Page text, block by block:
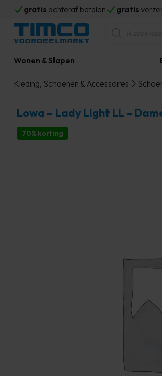
gratis achteraf betalen gratis
Producten
zoeken
Wonen & Slapen
Kleding, Schoenen & Accessoires
Lowa – Lady Light LL –
70% korting